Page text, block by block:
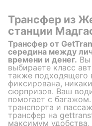
Трансфер из
станции
Трансфер от
середина между
времени и денег. Вы
выбираете класс
также подходящего
фиксирована,
сюрпризов. Ваш
помогает с
транспорта и
трансфер на
максимум удобства,